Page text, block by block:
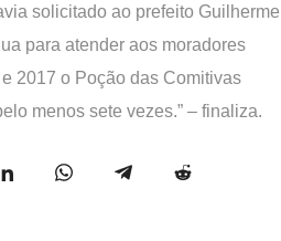
solicitado ao prefeito Guilherme
para atender aos moradores
2017 o Poção das Comitivas
menos sete vezes.” – finaliza.